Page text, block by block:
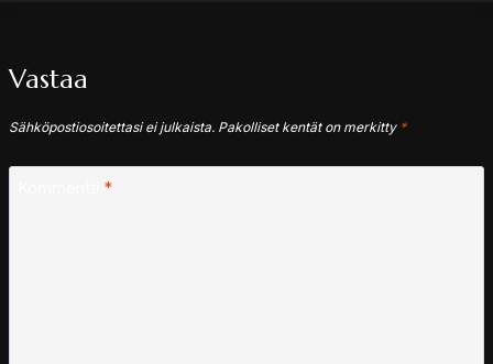
Vastaa
Sähköpostiosoitettasi ei julkaista. Pakolliset kentät on merkitty *
*